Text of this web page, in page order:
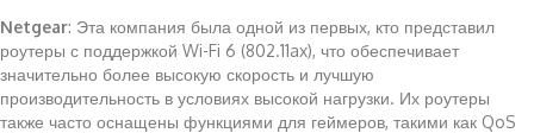
Netgear: Эта компания была одной из первых, кто представил
роутеры с поддержкой Wi-Fi 6 (802.11ax), что обеспечивает
значительно более высокую скорость и лучшую
производительность в условиях высокой нагрузки. Их роутеры
также часто оснащены функциями для геймеров, такими как QoS